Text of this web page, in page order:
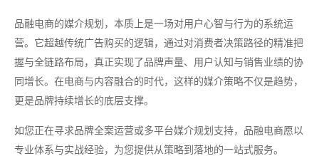
品融电商的媒介规划，本质上是一场对用户心智与行为的系统运
营。它超越传统广告购买的逻辑，通过对消费者决策路径的精准把
握与全链路布局，真正实现了品牌声量、用户认知与销售业绩的协
同增长。在电商与内容融合的时代，这样的媒介策略不仅是趋势，
更是品牌持续增长的底层支撑。
如您正在寻求品牌全案运营或多平台媒介规划支持，品融电商愿以
专业体系与实战经验，为您提供从策略到落地的一站式服务。